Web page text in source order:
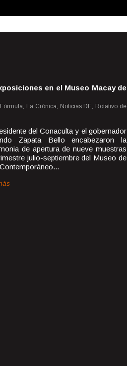
en el Museo Macay de
La Crónica, Noticias DE, Rotativo de
del Conaculta y el gobernador
Zapata Bello encabezaron la
de apertura de nueve muestras
julio-septiembre del Museo de